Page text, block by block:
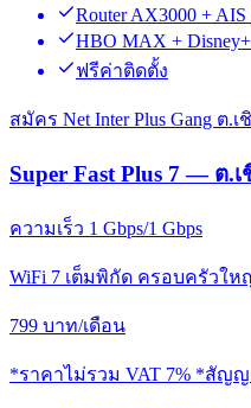
Router AX3000 + AIS
HBO MAX +
ฟรีค่าติดตั้ง
สมัคร Net Inter Plus Gang ต.เ
Super Fast Plus 7 — ต.เ
ความเร็ว 1 Gbps/1 Gbps
WiFi 7 เต็มพิกัด ครอบครัวให
799 บาท/เดือน
*ราคาไม่รวม VAT 7% *สัญญ